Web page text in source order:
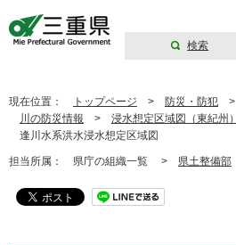
検索
現在位置： トップページ > 防災・防犯 >
川の防災情報 > 浸水想定区域図（東紀州）
逢川水系洪水浸水想定区域図
担当所属： 県庁の組織一覧 > 県土整備部